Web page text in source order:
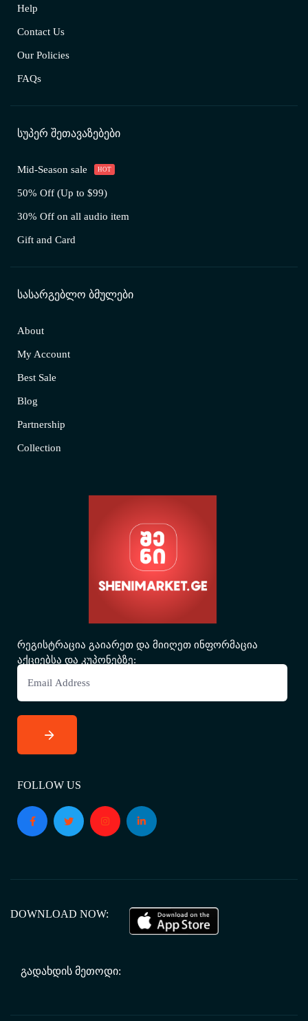
Help
Contact Us
Our Policies
FAQs
ᲡᲣᲞᲔᲠ ᲨᲔᲗᲐᲕᲐᲖᲔᲑᲔᲑᲘ
Mid-Season sale HOT
50% Off (Up to $99)
30% Off on all audio item
Gift and Card
ᲡᲐᲡᲐᲠᲒᲔᲑᲚᲝ ᲑᲛᲣᲚᲔᲑᲘ
About
My Account
Best Sale
Blog
Partnership
Collection
რეგისტრაცია გაიარეთ და მიიღეთ ინფორმაცია
აქციებსა და კუპონებზე:
FOLLOW US
DOWNLOAD NOW:
ᲒᲐᲓᲐᲮᲓᲘᲡ ᲛᲔᲗᲝᲓᲘ: